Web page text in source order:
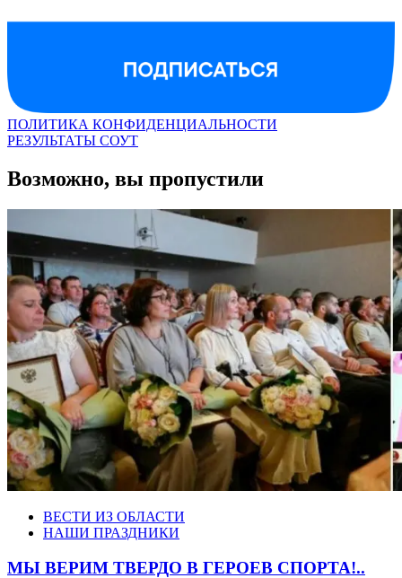
ПОЛИТИКА КОНФИДЕНЦИАЛЬНОСТИ
РЕЗУЛЬТАТЫ СОУТ
Возможно, вы пропустили
ВЕСТИ ИЗ ОБЛАСТИ
НАШИ ПРАЗДНИКИ
МЫ ВЕРИМ ТВЕРДО В ГЕРОЕВ СПОРТА!..